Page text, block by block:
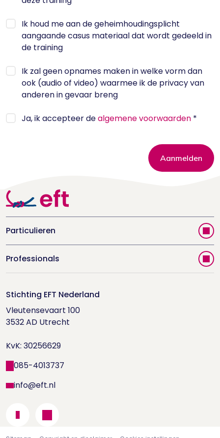
Ik houd me aan de geheimhoudingsplicht
aangaande casus materiaal dat wordt gedeeld in
de training
Ik zal geen opnames maken in welke vorm dan
ook (audio of video) waarmee ik de privacy van
anderen in gevaar breng
Ja, ik accepteer dealgemene voorwaarden *
Aanmelden
Particulieren
Vind jouw therapeut
Videoportal
Doe de relatietest
Houd me Vast-bijeenkomsten
Professionals
Trainingen
Supervisorenlijst
Nieuwsbrief ontvangen?
Wetenschappelijk onderzoek
Stichting EFT Nederland
Vleutensevaart 100
3532 AD Utrecht
KvK: 30256629
085-4013737
info@eft.nl